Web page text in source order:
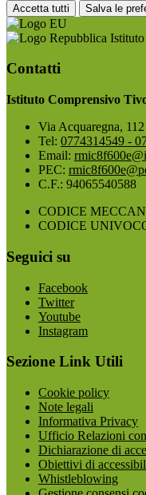
Accetta tutti Salva le
Contatti
Istituto Comprensivo
Via Acquaregna,
Tel: 0774314549 -
Email:
PEC:
C.F.: 94065540588
CODICE
CODICE
Seguici su
Facebook
Twitter
Youtube
Instagram
Sezione Link Utili
Cookie policy
Note legali
Informativa Privacy
Ufficio Relazioni
Dichiarazione di
Obiettivi di
Whistleblowing